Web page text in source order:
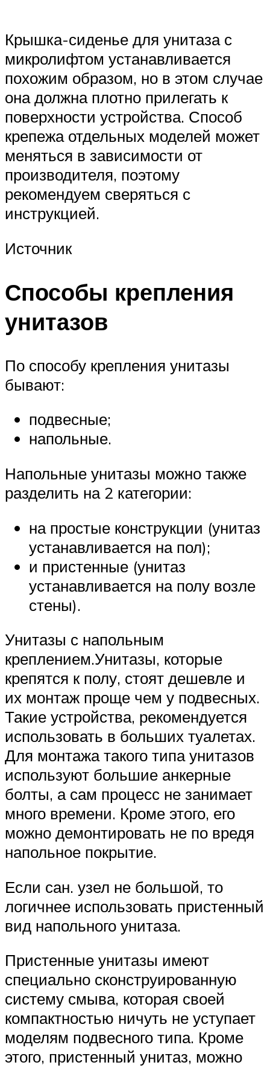
Крышка-сиденье для унитаза с
микролифтом устанавливается
похожим образом, но в этом случае
она должна плотно прилегать к
поверхности устройства. Способ
крепежа отдельных моделей может
меняться в зависимости от
производителя, поэтому
рекомендуем сверяться с
инструкцией.
Источник
Способы крепления
унитазов
По способу крепления унитазы
бывают:
подвесные;
напольные.
Напольные унитазы можно также
разделить на 2 категории:
на простые конструкции (унитаз
устанавливается на пол);
и пристенные (унитаз
устанавливается на полу возле
стены).
Унитазы с напольным
креплением.Унитазы, которые
крепятся к полу, стоят дешевле и
их монтаж проще чем у подвесных.
Такие устройства, рекомендуется
использовать в больших туалетах.
Для монтажа такого типа унитазов
используют большие анкерные
болты, а сам процесс не занимает
много времени. Кроме этого, его
можно демонтировать не по вредя
напольное покрытие.
Если сан. узел не большой, то
логичнее использовать пристенный
вид напольного унитаза.
Пристенные унитазы имеют
специально сконструированную
систему смыва, которая своей
компактностью ничуть не уступает
моделям подвесного типа. Кроме
этого, пристенный унитаз, можно